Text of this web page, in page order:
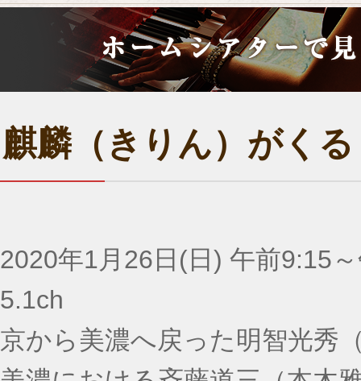
麒麟（きりん）がく
2020年1月26日(日) 午前9:15
5.1ch
京から美濃へ戻った明智光秀